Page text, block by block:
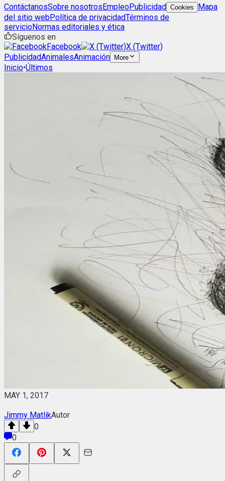
ContáctanosSobre nosotrosEmpleoPublicidad Cookies
Mapa
del sitio webPolítica de privacidadTérminos de
servicioNormas editoriales y ética
Síguenos en
Facebook
X (Twitter)
PublicidadAnimalesAnimación More
Inicio•Últimos
MAY 1, 2017
Jimmy MatlikAutor
0
0